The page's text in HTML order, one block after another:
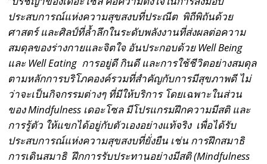
ประสบการณ์แห่งความสุขสงบที่ประณีต พิถีพิถันด้วย
ศาสตร์ และศิลป์ที่ล้ำลึกในระดับพลังงานที่ส่งผลต่อความ
สมดุลของร่างกายและจิตใจ อันประกอบด้วย Well Being
และ Well Eating การอยู่ดี กินดี และการใช้ชีวิตอย่างสมดุล
ตามหลักการบริโภคองค์รวมที่สำคัญกับการมีสุขภาพดี ไม่
ว่าจะเป็นกิจกรรมต่างๆ ที่มีให้บริการ โดยเฉพาะในส่วน
ของ Mindfulness เดอะโซล มีโปรแกรมฝึกความมีสติ และ
การรู้ตัว ให้แขกได้อยู่กับตัวเองอย่างแท้จริง เพื่อได้รับ
ประสบการณ์แห่งความสุขสงบที่ยั่งยืน เช่น การฝึกสมาธิ
การเดินสมาธิ ฝึกการรับประทานอย่างมีสติ (Mindfulness